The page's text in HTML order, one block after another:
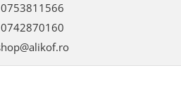
0753811566
0742870160